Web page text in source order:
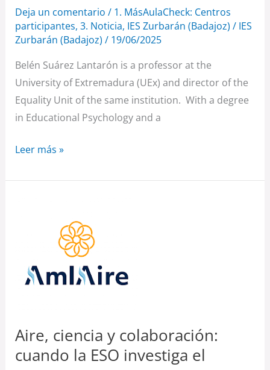
Deja un comentario / 1. MásAulaCheck: Centros
participantes, 3. Noticia, IES Zurbarán (Badajoz) / IES
Zurbarán (Badajoz) / 19/06/2025
Belén Suárez Lantarón is a professor at the
University of Extremadura (UEx) and director of the
Equality Unit of the same institution. With a degree
in Educational Psychology and a
IES
Zurbarán
Leer más »
Aire, ciencia y colaboración:
cuando la ESO investiga el
colaboración:
cuando
el
entorno